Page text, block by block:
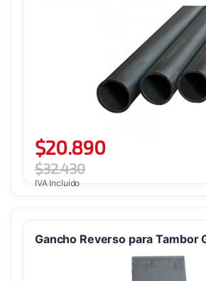
$20.890
$32.430
IVA Incluido
Gancho Reverso para Tambor